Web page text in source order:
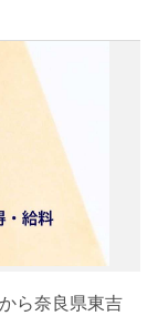
ら奈良県東吉